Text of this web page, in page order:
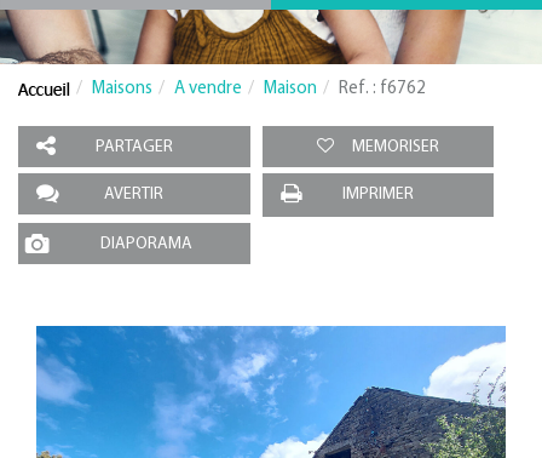
Maisons A vendre Maison Ref. : f6762
PARTAGER MEMORISER
AVERTIR IMPRIMER
DIAPORAMA